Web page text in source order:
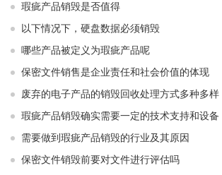
瑕疵产品销毁是否值得
以下情况下，硬盘数据必须销毁
哪些产品被定义为瑕疵产品呢
保密文件销售是企业责任和社会价值的体现
废弃的电子产品的销毁回收处理方式多种多样
瑕疵产品销毁确实需要一定的技术支持和设备
需要做到瑕疵产品销毁的行业及其原因
保密文件销毁前要对文件进行评估吗